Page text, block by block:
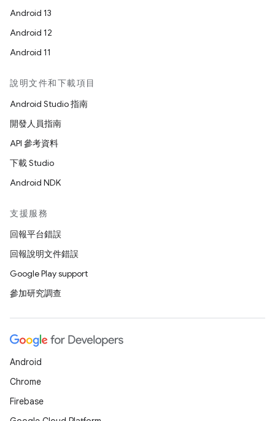
Android 13
Android 12
Android 11
說明文件和下載項目
Android Studio 指南
開發人員指南
API 參考資料
下載 Studio
Android NDK
支援服務
回報平台錯誤
回報說明文件錯誤
Google Play support
參加研究調查
Android
Chrome
Firebase